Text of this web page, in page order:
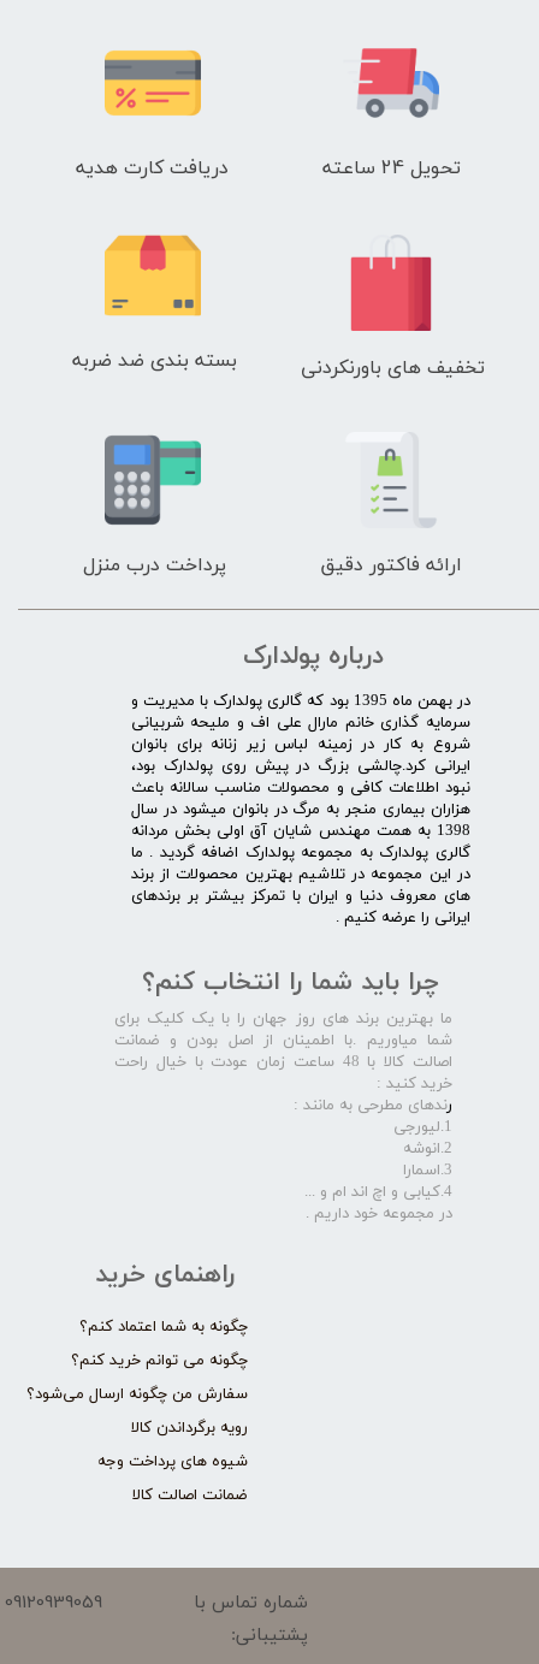
تحویل 24 ساعته دریافت کارت هدیه
تخفیف های باورنکردنی بسته بندی ضد ضربه
ارائه فاکتور دقیق پرداخت درب منزل
درباره پولدارک
در بهمن ماه 1395 بود که گالری پولدارک با مدیریت و
سرمایه گذاری خانم مارال علی اف و ملیحه شربیانی
شروع به کار در زمینه لباس زیر زنانه برای بانوان
ایرانی کرد.چالشی بزرگ در پیش روی پولدارک بود،
نبود اطلاعات کافی و محصولات مناسب سالانه باعث
هزاران بیماری منجر به مرگ در بانوان میشود در سال
1398 به همت مهندس شایان آق اولی بخش مردانه
گالری پولدارک به مجموعه پولدارک اضافه گردید . ما
در این مجموعه در تلاشیم بهترین محصولات از برند
های معروف دنیا و ایران با تمرکز بیشتر بر برندهای
ایرانی را عرضه کنیم .​​​​​​​
راهنمای خرید
چگونه به شما اعتماد کنم؟
چگونه می توانم خرید کنم؟
سفارش من چگونه ارسال می‌شود؟
رویه برگرداندن کالا
شیوه های پرداخت وجه
ضمانت اصالت کالا
چرا باید شما را انتخاب کنم؟
ما بهترین برند های روز جهان را با یک کلیک برای
شما میاوریم .با اطمینان از اصل بودن و ضمانت
اصالت کالا با 48 ساعت زمان عودت با خیال راحت
خرید کنید :
رندهای مطرحی به مانند :
1.لیورجی
2.انوشه
3.اسمارا
4.کیابی و اچ اند ام و ...
در مجموعه خود داریم .​​​​​​​
شماره تماس با
پشتیبانی:
09120939059